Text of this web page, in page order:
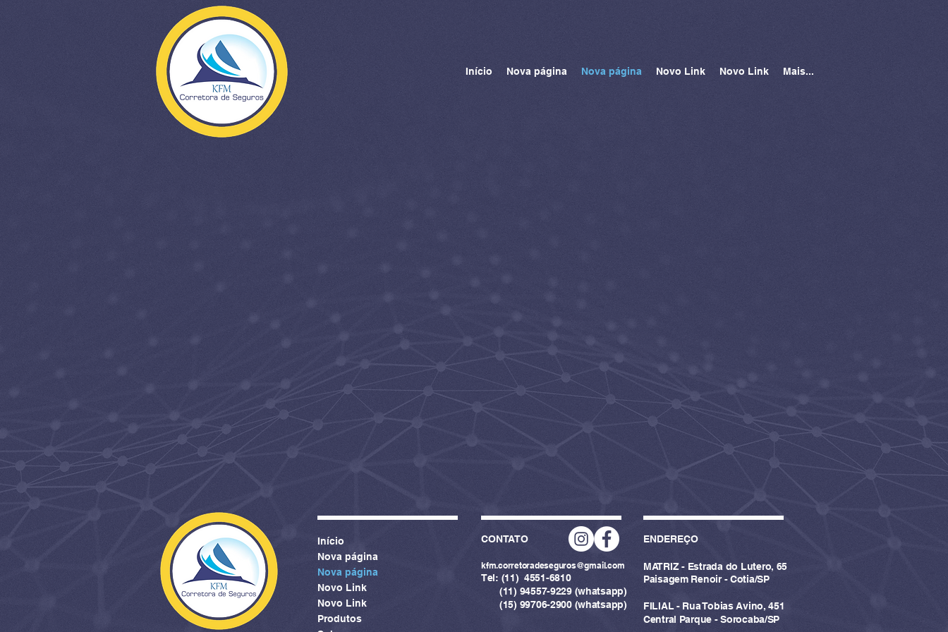
Início Nova página Nova página Novo Link Novo Link Mais...
Início
Nova página
Nova página
Novo Link
Novo Link
Produtos
CONTATO
kfm.corretoradeseguros@gmail.com
Tel: (11) 4551-6810
(11) 94557-9229 (whatsapp)
(15) 99706-2900 (whatsapp)
ENDEREÇO
MATRIZ - Estrada do Lutero, 65
Paisagem Renoir - Cotia/SP
FILIAL - Rua Tobias Avino, 451
Central Parque - Sorocaba/SP